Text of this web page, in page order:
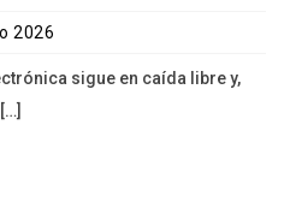
2026
sigue en caída libre y,